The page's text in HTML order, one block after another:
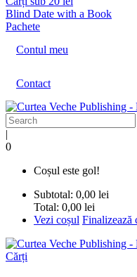
Blind Date with a Book
Pachete
Contul meu
Contact
|
0
Coșul este gol!
Subtotal: 0,00 lei
Total: 0,00 lei
Vezi coșul Finalizează
Cărți